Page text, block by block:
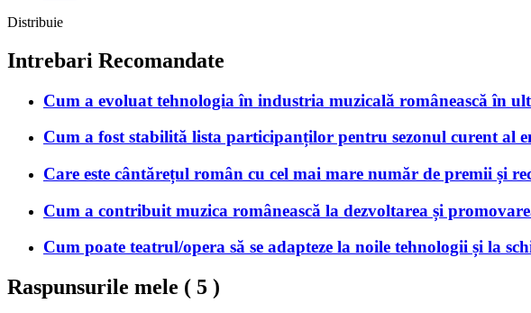
Distribuie
Intrebari Recomandate
Cum a evoluat tehnologia în industria muzicală românească în
Cum a fost stabilită lista participanților pentru sezonul curent al
Care este cântărețul român cu cel mai mare număr de premii și
Cum a contribuit muzica românească la dezvoltarea și
Cum poate teatrul/opera să se adapteze la noile tehnologii și la
Raspunsurile mele ( 5 )